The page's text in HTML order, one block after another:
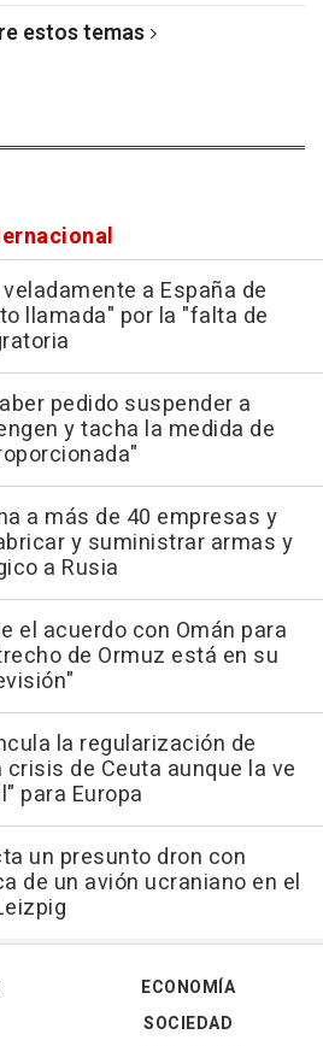
estos temas
a España de
llamada" por la "falta de
pedido suspender a
y tacha la medida de
a más de 40 empresas y
y suministrar armas y
a Rusia
el acuerdo con Omán para
de Ormuz está en su
la regularización de
de Ceuta aunque la ve
para Europa
un presunto dron con
de un avión ucraniano en el
ECONOMÍA
SOCIEDAD